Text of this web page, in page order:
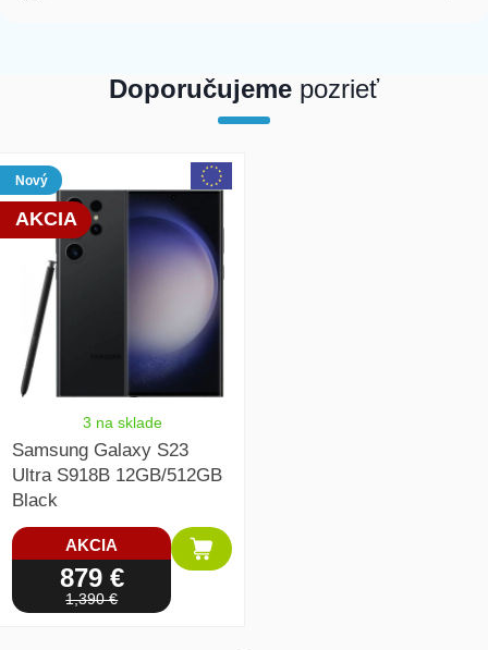
Doporučujeme pozrieť
array(1) { [0]=> int(201385) }
Nový
AKCIA
3 na sklade
Samsung Galaxy S23
Ultra S918B 12GB/512GB
Black
AKCIA
879 €
1,390 €